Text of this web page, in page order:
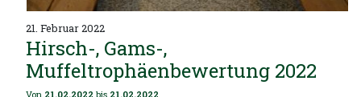
21. Februar 2022
Hirsch-, Gams-,
Muffeltrophäenbewertung 2022
Von 21.02.2022 bis 21.02.2022